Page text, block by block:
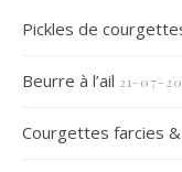
Pickles de
Beurre à l’ail 21-07-
Courgettes farcies